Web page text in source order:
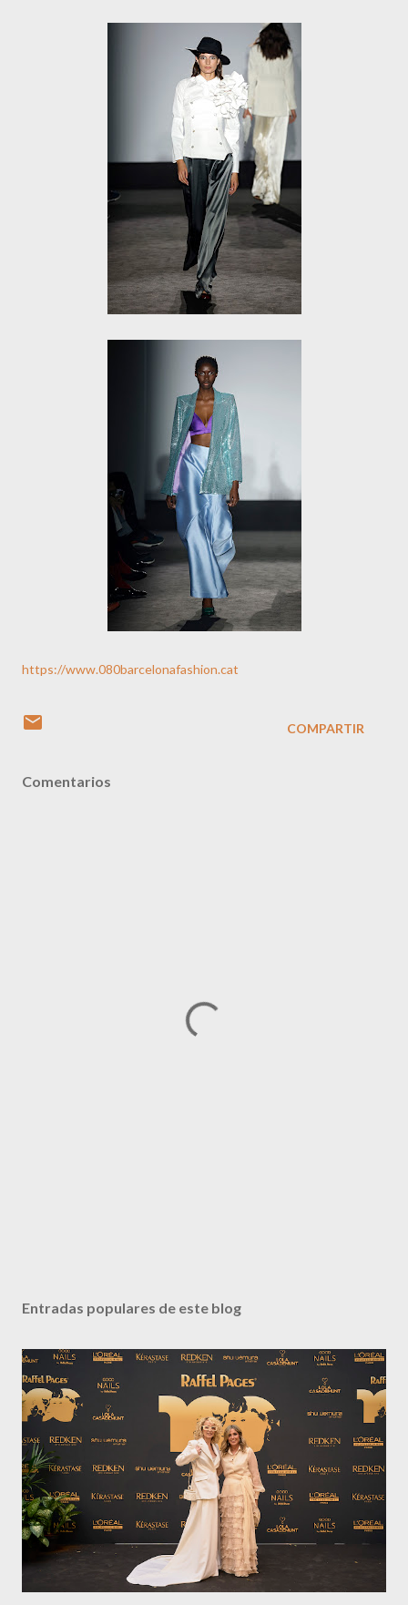
https://www.080barcelonafashion.cat
COMPARTIR
Comentarios
Entradas populares de este blog